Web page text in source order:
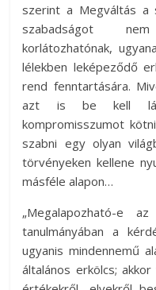
szerint a Megváltás a
szabadságot
korlátozhatónak,
lélekben leképeződő
rend fenntartására.
azt is be kell
kompromisszumot
szabni egy olyan
törvényeken kellene
másféle alapon…
„Megalapozható-e
tanulmányában a
ugyanis mindennemű
általános erkölcs;